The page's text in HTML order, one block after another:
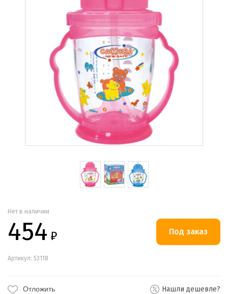
Нет в наличии
454 ₽
Артикул: 53118
Отложить Нашли дешевле?